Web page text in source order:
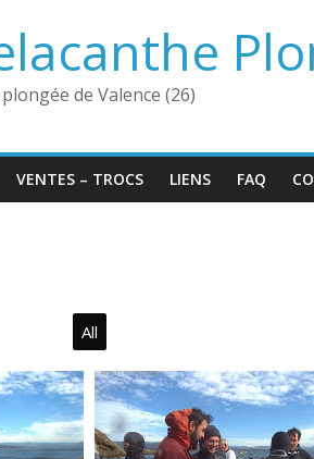
de Valence (26)
VENTES – TROCS LIENS FAQ
All